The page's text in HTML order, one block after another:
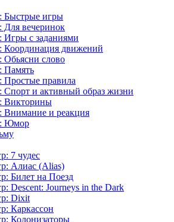
Быстрые игры
Для вечеринок
Игры с заданиями
Координация движений
Обьясни слово
Память
Простые правила
Спорт и активный образ жизни
Викторины
Внимание и реакция
Юмор
7 чудес
Алиас (Alias)
Билет на Поезд
Descent: Journeys in the Dark
Dixit
Каркассон
Колонизаторы